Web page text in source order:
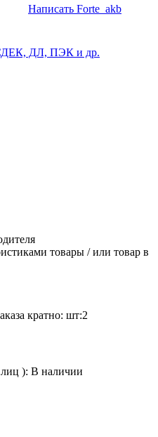
Написать Forte_akb
СДЕК, ДЛ, ПЭК и др.
товары / или товар в
кратно: шт:2
): В наличии